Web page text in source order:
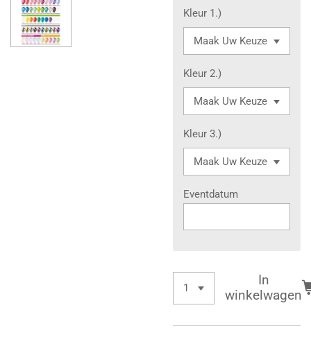
Kleur 1.)
Kleur 2.)
Kleur 3.)
Eventdatum
In
winkelwagen